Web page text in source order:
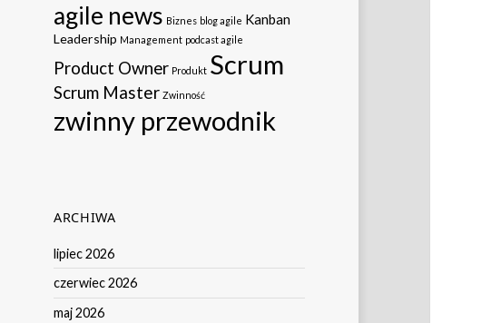
agile news Biznes blog agile Kanban
Leadership Management podcast agile
Product Owner Produkt Scrum
Scrum Master Zwinność
zwinny przewodnik
ARCHIWA
lipiec 2026
czerwiec 2026
maj 2026